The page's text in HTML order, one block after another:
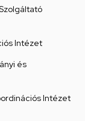
Intézet
és
Intézet